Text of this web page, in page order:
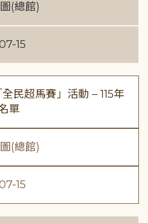
(總館)
15
全民超馬賽」活動 – 115年
單
(總館)
15